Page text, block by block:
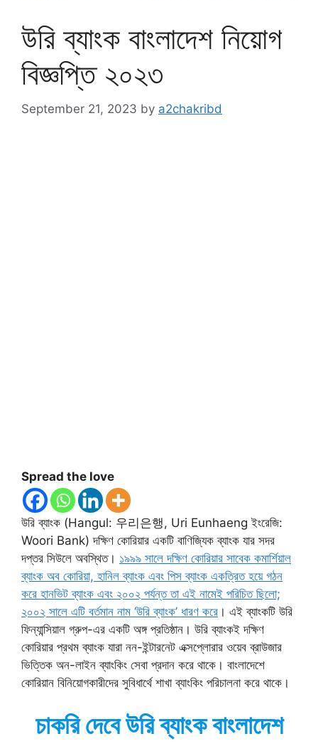
উরি ব্যাংক বাংলাদেশ নিয়োগ
বিজ্ঞপ্তি ২০২৩
September 21, 2023 by a2chakribd
Spread the love
উরি ব্যাংক (Hangul: 우리은행, Uri Eunhaeng ইংরেজি:
Woori Bank) দক্ষিণ কোরিয়ার একটি বাণিজ্যিক ব্যাংক যার সদর
দপ্তর সিউলে অবস্থিত। ১৯৯৯ সালে দক্ষিণ কোরিয়ার সাবেক কমার্শিয়াল
ব্যাংক অব কোরিয়া, হানিল ব্যাংক এবং পিস ব্যাংক একত্রিত হয়ে গঠন
করে হানভিট ব্যাংক এবং ২০০২ পর্যন্ত তা এই নামেই পরিচিত ছিলো;
২০০২ সালে এটি বর্তমান নাম ‘উরি ব্যাংক’ ধারণ করে । এই ব্যাংকটি উরি
ফিন্যান্সিয়াল গ্রুপ-এর একটি অঙ্গ প্রতিষ্ঠান। উরি ব্যাংকই দক্ষিণ
কোরিয়ার প্রথম ব্যাংক যারা নন-ইন্টারনেট এক্সপ্লোরার ওয়েব ব্রাউজার
ভিত্তিক অন-লাইন ব্যাংকিং সেবা প্রদান করে থাকে। বাংলাদেশে
কোরিয়ান বিনিয়োগকারীদের সুবিধার্থে শাখা ব্যাংকিং পরিচালনা করে থাকে।
চাকরি দেবে উরি ব্যাংক বাংলাদেশ